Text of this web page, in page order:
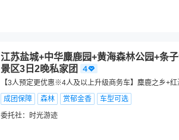
江苏盐城+中华麋鹿园+黄海森林公园+条
景区3日2晚私家团
【3人预定更优惠※4人及以上升级商务车】麋鹿之乡+
成团保障
森林 赏郁金香
车型可选
委托社： 时光游迹